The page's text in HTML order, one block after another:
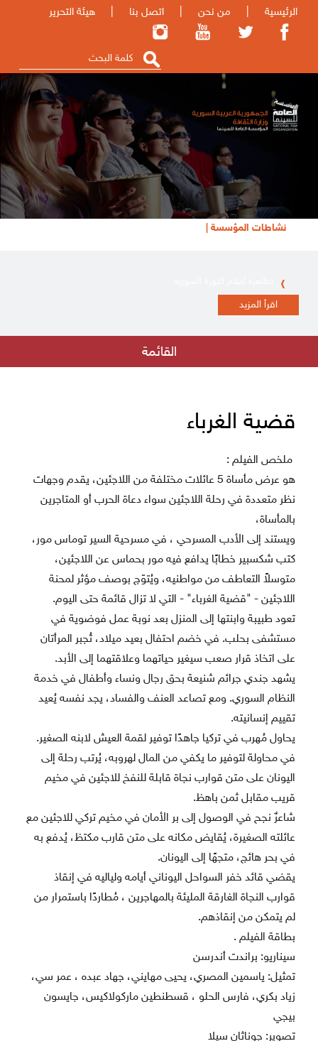
الرئيسية | من نحن | اتصل بنا | هيئة التحرير
نشاطات المؤسسة |
إعلان للكتّاب والمهتمين بتقديم نصوص للإنتاج السينمائي
بيان من جهاد عبده - مدير المؤسسة العامة للسينما
فريق رؤية في دار الفنون بالتعاون مع المؤسسة العامة للسينما
فيلم أيام الرصاص في عرض خاص في دمشق
بقلب البلد جديد مؤسسة السينما
إطلاق مسابقة الفيلم الروائي الطويل الأول لمخرجه
فيلم كما يليق بك على منصة التتويج في مهرجان ليبيا السينمائي في دورته
الأولى
اقرأ المزيد
القائمة
قضية الغرباء
ملخص الفيلم :
هو عرض مأساة 5 عائلات مختلفة من اللاجئين، يقدم وجهات
نظر متعددة في رحلة اللاجئين سواء دعاة الحرب أو المتاجرين
بالمأساة،
ويستند إلى الأدب المسرحي ، في مسرحية السير توماس مور،
كتب شكسبير خطابًا يدافع فيه مور بحماس عن اللاجئين،
متوسلاً التعاطف من مواطنيه، ويُتوّج بوصف مؤثر لمحنة
اللاجئين - "قضية الغرباء" - التي لا تزال قائمة حتى اليوم.
تعود طبيبة وابنتها إلى المنزل بعد نوبة عمل فوضوية في
مستشفى بحلب. في خضم احتفال بعيد ميلاد، تُجبر المرأتان
على اتخاذ قرار صعب سيغير حياتهما وعلاقتهما إلى الأبد.
يشهد جندي جرائم شنيعة بحق رجال ونساء وأطفال في خدمة
النظام السوري. ومع تصاعد العنف والفساد، يجد نفسه يُعيد
تقييم إنسانيته.
يحاول مُهرب في تركيا جاهدًا توفير لقمة العيش لابنه الصغير.
في محاولة لتوفير ما يكفي من المال لهروبه، يُرتب رحلة إلى
اليونان على متن قوارب نجاة قابلة للنفخ للاجئين في مخيم
قريب مقابل ثمن باهظ.
شاعرٌ نجح في الوصول إلى بر الأمان في مخيم تركي للاجئين مع
عائلته الصغيرة، يُقايض مكانه على متن قارب مكتظ، يُدفع به
في بحر هائج، متجهًا إلى اليونان.
يقضي قائد خفر السواحل اليوناني أيامه ولياليه في إنقاذ
قوارب النجاة الغارقة المليئة بالمهاجرين ، مُطاردًا باستمرار من
لم يتمكن من إنقاذهم.
بطاقة الفيلم .
سيناريو: براندت أندرسن
تمثيل: ياسمين المصري، يحيى مهايني، جهاد عبده ، عمر سي،
زياد بكري، فارس الحلو ، قسطنطين ماركولاكيس، جايسون
بيجي
تصوير: جوناثان سيلا